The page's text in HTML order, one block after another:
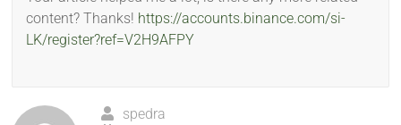
content? Thanks! https://accounts.binance.com/si-
LK/register?ref=V2H9AFPY
spedra